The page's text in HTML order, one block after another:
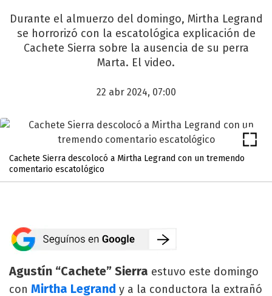
Durante el almuerzo del domingo, Mirtha Legrand
se horrorizó con la escatológica explicación de
Cachete Sierra sobre la ausencia de su perra
Marta. El video.
22 abr 2024, 07:00
Cachete Sierra descolocó a Mirtha Legrand con un tremendo
comentario escatológico
Agustín “Cachete” Sierra estuvo este domingo
con Mirtha Legrand y a la conductora la extrañó